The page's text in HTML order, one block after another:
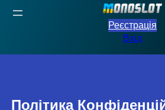
до
Реєстрація
Вхід
Політика